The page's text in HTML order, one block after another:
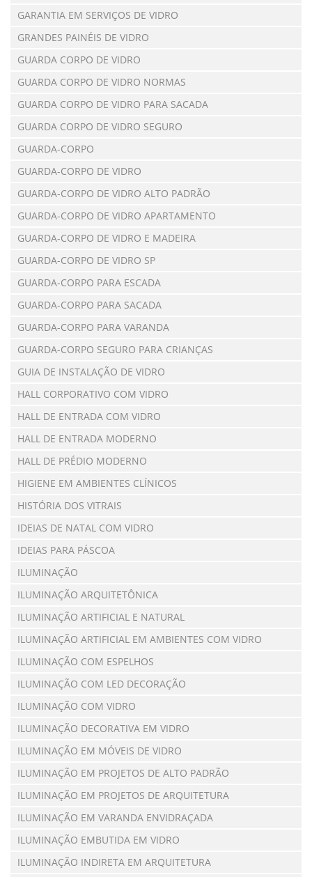
GARANTIA EM SERVIÇOS DE VIDRO
GRANDES PAINÉIS DE VIDRO
GUARDA CORPO DE VIDRO
GUARDA CORPO DE VIDRO NORMAS
GUARDA CORPO DE VIDRO PARA SACADA
GUARDA CORPO DE VIDRO SEGURO
GUARDA-CORPO
GUARDA-CORPO DE VIDRO
GUARDA-CORPO DE VIDRO ALTO PADRÃO
GUARDA-CORPO DE VIDRO APARTAMENTO
GUARDA-CORPO DE VIDRO E MADEIRA
GUARDA-CORPO DE VIDRO SP
GUARDA-CORPO PARA ESCADA
GUARDA-CORPO PARA SACADA
GUARDA-CORPO PARA VARANDA
GUARDA-CORPO SEGURO PARA CRIANÇAS
GUIA DE INSTALAÇÃO DE VIDRO
HALL CORPORATIVO COM VIDRO
HALL DE ENTRADA COM VIDRO
HALL DE ENTRADA MODERNO
HALL DE PRÉDIO MODERNO
HIGIENE EM AMBIENTES CLÍNICOS
HISTÓRIA DOS VITRAIS
IDEIAS DE NATAL COM VIDRO
IDEIAS PARA PÁSCOA
ILUMINAÇÃO
ILUMINAÇÃO ARQUITETÔNICA
ILUMINAÇÃO ARTIFICIAL E NATURAL
ILUMINAÇÃO ARTIFICIAL EM AMBIENTES COM VIDRO
ILUMINAÇÃO COM ESPELHOS
ILUMINAÇÃO COM LED DECORAÇÃO
ILUMINAÇÃO COM VIDRO
ILUMINAÇÃO DECORATIVA EM VIDRO
ILUMINAÇÃO EM MÓVEIS DE VIDRO
ILUMINAÇÃO EM PROJETOS DE ALTO PADRÃO
ILUMINAÇÃO EM PROJETOS DE ARQUITETURA
ILUMINAÇÃO EM VARANDA ENVIDRAÇADA
ILUMINAÇÃO EMBUTIDA EM VIDRO
ILUMINAÇÃO INDIRETA EM ARQUITETURA